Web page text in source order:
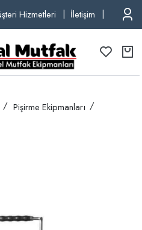
Hizmetleri İletişim TEL:
Pişirme Ekipmanları